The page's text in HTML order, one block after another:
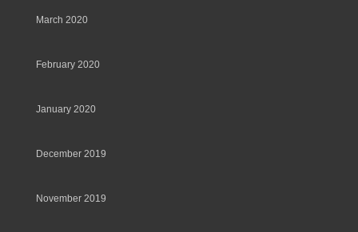
March 2020
February 2020
January 2020
December 2019
November 2019